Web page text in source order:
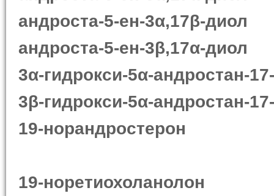
андроста-5-ен-3α,17β-диол
андроста-5-ен-3β,17α-диол
3α-гидрокси-5α-андростан-
3β-гидрокси-5α-андростан-
19-норандростерон
19-норетиохоланолон